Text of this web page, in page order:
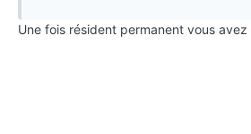
Une fois résident permanent vous